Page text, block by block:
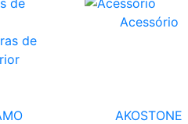
de
Acessório
AKOSTONE